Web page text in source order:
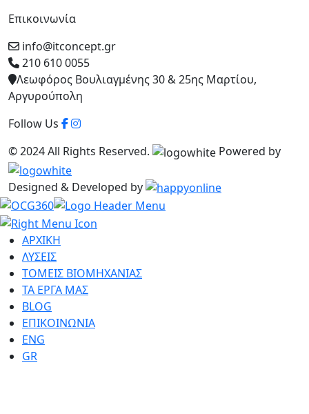
Επικοινωνία
info@itconcept.gr
210 610 0055
Λεωφόρος Βουλιαγμένης 30 & 25ης Μαρτίου,
Αργυρούπολη
Follow Us
© 2024 All Rights Reserved.
Powered by
Designed & Developed by
ΑΡΧΙΚΗ
ΛΥΣΕΙΣ
ΤΟΜΕΙΣ ΒΙΟΜΗΧΑΝΙΑΣ
ΤΑ ΕΡΓΑ ΜΑΣ
BLOG
ΕΠΙΚΟΙΝΩΝΙΑ
ENG
GR